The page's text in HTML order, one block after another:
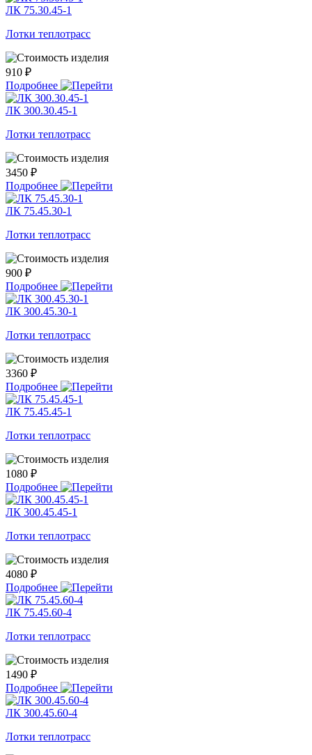
ЛК 75.30.45-1
Лотки теплотрасс
910 ₽
Подробнее
ЛК 300.30.45-1
Лотки теплотрасс
3450 ₽
Подробнее
ЛК 75.45.30-1
Лотки теплотрасс
900 ₽
Подробнее
ЛК 300.45.30-1
Лотки теплотрасс
3360 ₽
Подробнее
ЛК 75.45.45-1
Лотки теплотрасс
1080 ₽
Подробнее
ЛК 300.45.45-1
Лотки теплотрасс
4080 ₽
Подробнее
ЛК 75.45.60-4
Лотки теплотрасс
1490 ₽
Подробнее
ЛК 300.45.60-4
Лотки теплотрасс